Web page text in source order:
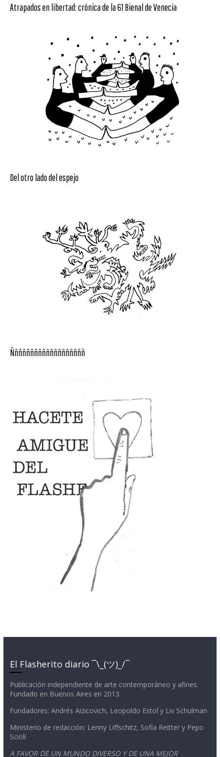
Atrapados en libertad: crónica de la 61 Bienal de Venecia
Del otro lado del espejo
Ñññññññññññññññññññ
El Flasherito diario ¯\_(ツ)_/¯
Publicación independiente de arte contemporáneo y afines.
Fundado en Buenos Aires en 2013.
Fundadores: Andrés Aizicovich, Leopoldo Estol y Liv Schulman
Ministerio de redacción: Lenny Liffschitz, Sofía Reitter y Pepo
Scioli
A FAVOR DE UN MUNDO DIVERSO Y DE UNA MEJOR